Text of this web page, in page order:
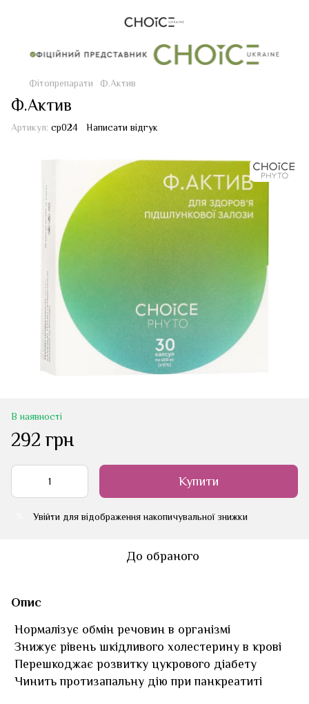
Фітопрепарати Ф.Актив
Ф.Актив
Артикул: cp024 Написати відгук
В наявності
292 грн
Купити
Увійти для відображення накопичувальної знижки
До обраного
Опис
Нормалізує обмін речовин в організмі
Знижує рівень шкідливого холестерину в крові
Перешкоджає розвитку цукрового діабету
Чинить протизапальну дію при панкреатиті